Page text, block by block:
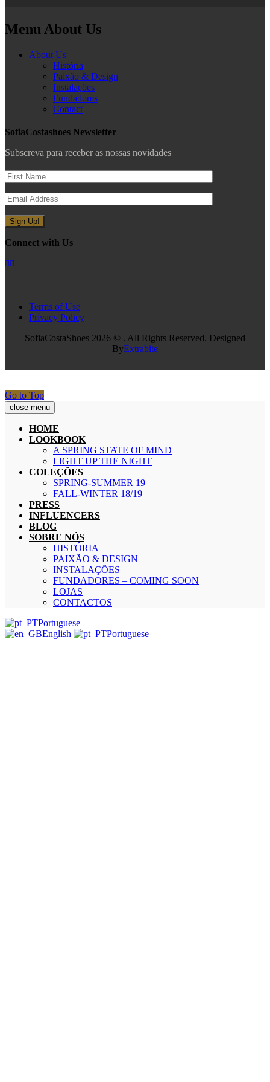
Menu About Us
About Us
História
Paixão & Design
Instalações
Fundadores
Contact
SofiaCostashoes Newsletter
Subscreva para receber as nossas novidades
Connect with Us
Terms of Use
Privacy Policy
SofiaCostaShoes 2026 © . All Rights Reserved. Designed
ByExtrabite
Go to Top
close menu
HOME
LOOKBOOK
A SPRING STATE OF MIND
LIGHT UP THE NIGHT
COLEÇÕES
SPRING-SUMMER 19
FALL-WINTER 18/19
PRESS
INFLUENCERS
BLOG
SOBRE NÓS
HISTÓRIA
PAIXÃO & DESIGN
INSTALAÇÕES
FUNDADORES – COMING SOON
LOJAS
CONTACTOS
Portuguese
English
Portuguese